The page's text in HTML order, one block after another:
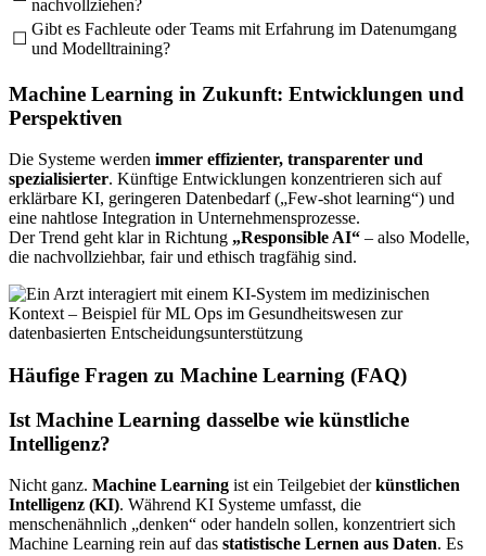
nachvollziehen?
☐
Gibt es Fachleute oder Teams mit Erfahrung im Datenumgang
und Modelltraining?
Machine Learning in Zukunft: Entwicklungen und
Perspektiven
Die Systeme werden immer effizienter, transparenter und
spezialisierter. Künftige Entwicklungen konzentrieren sich auf
erklärbare KI, geringeren Datenbedarf („Few-shot learning“) und
eine nahtlose Integration in Unternehmensprozesse.
Der Trend geht klar in Richtung „Responsible AI“ – also Modelle,
die nachvollziehbar, fair und ethisch tragfähig sind.
Häufige Fragen zu Machine Learning (FAQ)
Ist Machine Learning dasselbe wie künstliche
Intelligenz?
Nicht ganz. Machine Learning ist ein Teilgebiet derkünstlichen
Intelligenz (KI). Während KI Systeme umfasst, die
menschenähnlich „denken“ oder handeln sollen, konzentriert sich
Machine Learning rein auf das statistische Lernen aus Daten. Es